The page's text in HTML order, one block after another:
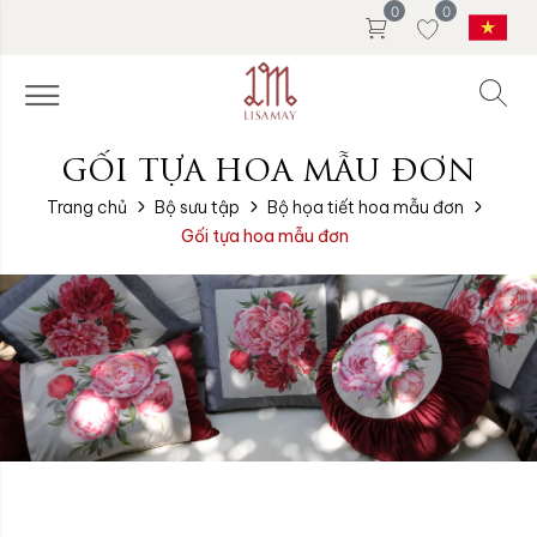
0
0
GỐI TỰA HOA MẪU ĐƠN
Trang chủ Bộ sưu tập
Bộ họa tiết hoa mẫu đơn
Gối tựa hoa mẫu đơn